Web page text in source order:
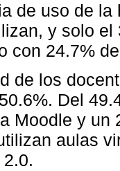
de uso de
y solo
con 24.7%
de los
Del
Moodle y un
aulas